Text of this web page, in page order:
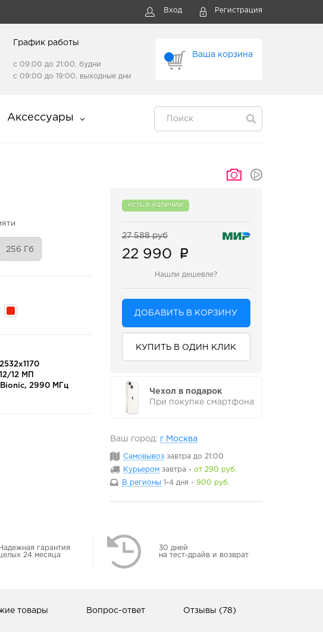
Вход Регистрация
Ваша корзина
График работы
с 09:00 до 21:00, будни
с 09:00 до 19:00, выходные дни
Аксессуары
256 Гб
2532x1170
12 МП
2990 МГц
есть в наличии
27 588 руб
22 990
Нашли дешевле?
ДОБАВИТЬ В КОРЗИНУ
КУПИТЬ В ОДИН КЛИК
Чехол в подарок
При покупке смартфона
Ваш город: г Москва
Самовывоз завтра до 21:00
Курьером завтра - от 290 руб.
В регионы 1-4 дня - 900 руб.
Надежная гарантия
24 месяца
30 дней
на тест-драйв и возврат
товары Вопрос-ответ Отзывы (78)